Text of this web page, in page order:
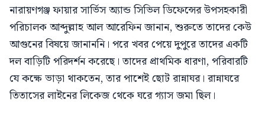
নারায়ণগঞ্জ ফায়ার সার্ভিস অ্যান্ড সিভিল ডিফেন্সের উপসহকারী
পরিচালক আব্দুল্লাহ আল আরেফিন জানান, শুরুতে তাদের কেউ
আগুনের বিষয়ে জানাননি। পরে খবর পেয়ে দুপুরে তাদের একটি
দল বাড়িটি পরিদর্শন করেছে। তাদের প্রাথমিক ধারণা, পরিবারটি
যে কক্ষে ভাড়া থাকতেন, তার পাশেই ছোট রান্নাঘর। রান্নাঘরে
তিতাসের লাইনের লিকেজ থেকে ঘরে গ্যাস জমা ছিল।